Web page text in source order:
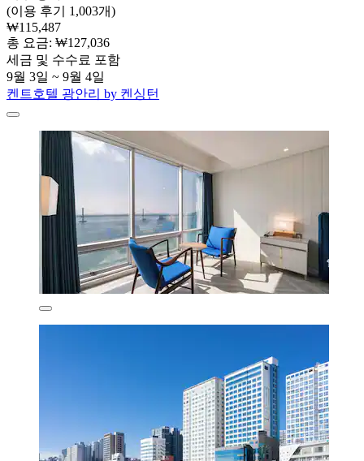
(이용 후기 1,003개)
₩115,487
총 요금: ₩127,036
세금 및 수수료 포함
9월 3일 ~ 9월 4일
켄트호텔 광안리 by 켄싱턴